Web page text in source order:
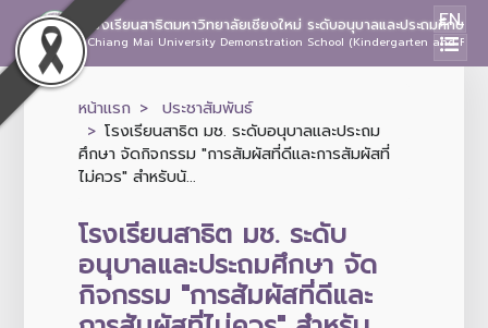
โรงเรียนสาธิตมหาวิทยาลัยเชียงใหม่ ระดับอนุบาลและประถมศึกษา
Chiang Mai University Demonstration School (Kindergarten and
EN
หน้าแรก
ประชาสัมพันธ์
โรงเรียนสาธิต มช. ระดับอนุบาลและประถม
ศึกษา จัดกิจกรรม "การสัมผัสที่ดีและการสัมผัสที่
ไม่ควร" สำหรับนั...
โรงเรียนสาธิต มช. ระดับ
อนุบาลและประถมศึกษา จัด
กิจกรรม "การสัมผัสที่ดีและ